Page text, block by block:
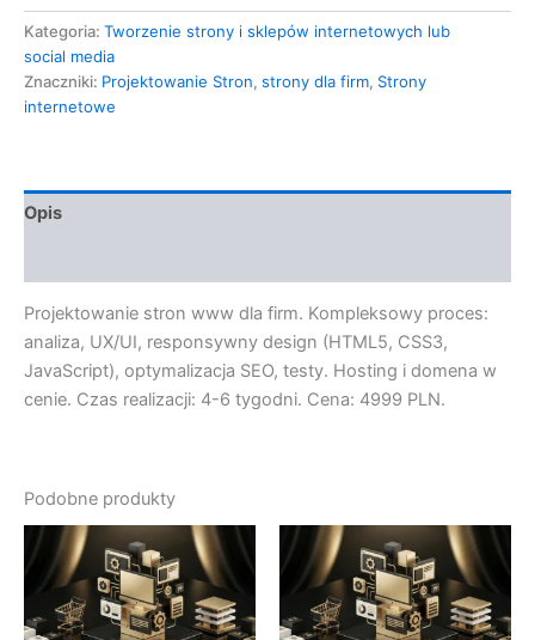
Kategoria: Tworzenie strony i sklepów internetowych lub
social media
Znaczniki: Projektowanie Stron, strony dla firm, Strony
internetowe
Opis
Projektowanie stron www dla firm. Kompleksowy proces:
analiza, UX/UI, responsywny design (HTML5, CSS3,
JavaScript), optymalizacja SEO, testy. Hosting i domena w
cenie. Czas realizacji: 4-6 tygodni. Cena: 4999 PLN.
Podobne produkty